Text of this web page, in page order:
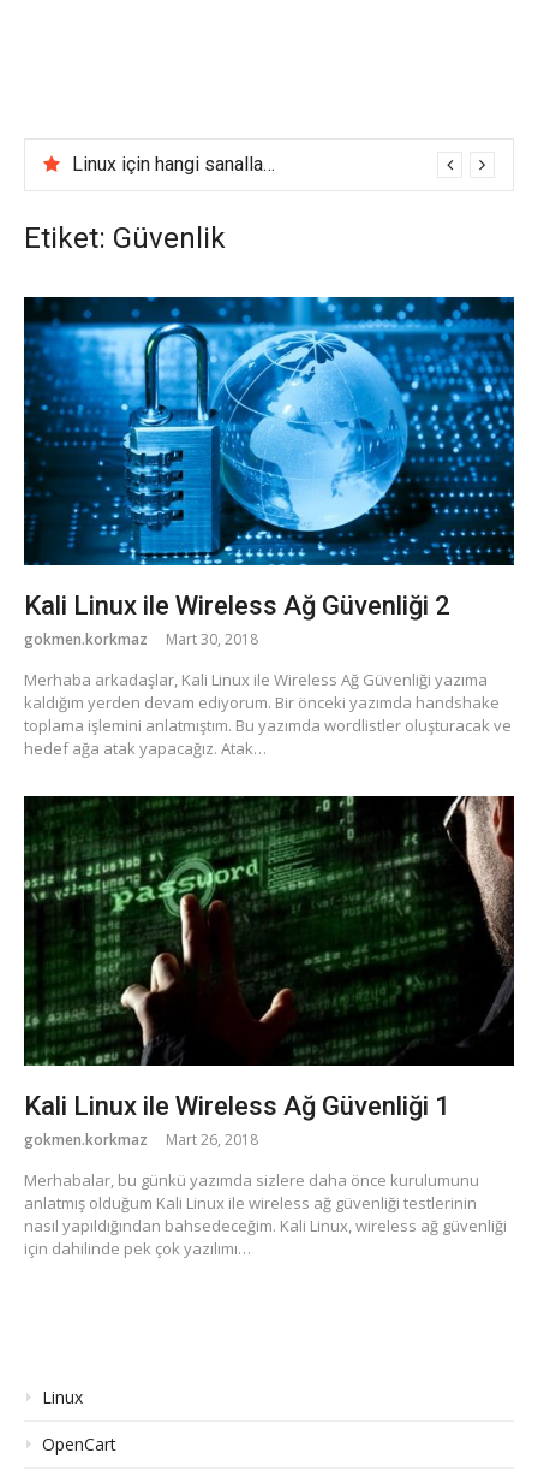
Linux için hangi sanallaştırma yazılımını kullanmalı
Etiket: Güvenlik
Kali Linux ile Wireless Ağ Güvenliği 2
gokmen.korkmaz Mart 30, 2018
Merhaba arkadaşlar, Kali Linux ile Wireless Ağ Güvenliği yazıma
kaldığım yerden devam ediyorum. Bir önceki yazımda handshake
toplama işlemini anlatmıştım. Bu yazımda wordlistler oluşturacak ve
hedef ağa atak yapacağız. Atak…
Kali Linux ile Wireless Ağ Güvenliği 1
gokmen.korkmaz Mart 26, 2018
Merhabalar, bu günkü yazımda sizlere daha önce kurulumunu
anlatmış olduğum Kali Linux ile wireless ağ güvenliği testlerinin
nasıl yapıldığından bahsedeceğim. Kali Linux, wireless ağ güvenliği
için dahilinde pek çok yazılımı…
Linux
OpenCart